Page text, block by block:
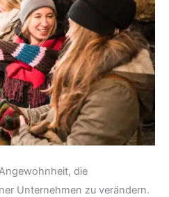
die
Unternehmen zu verändern.